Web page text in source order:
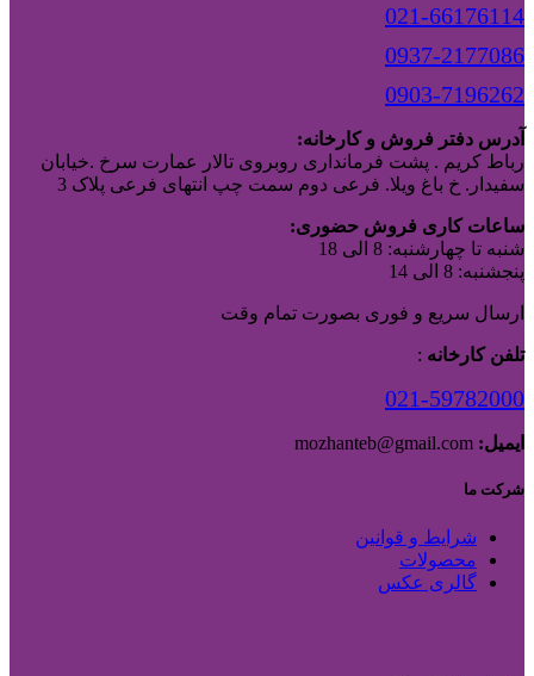
021-66176114
0937-2177086
0903-7196262
آدرس دفتر فروش و کارخانه:
رباط کریم . پشت فرمانداری روبروی تالار عمارت سرخ .خیابان
سفیدار. خ باغ ویلا. فرعی دوم سمت چپ انتهای فرعی پلاک 3
ساعات کاری فروش حضوری:
شنبه تا چهارشنبه: 8 الی 18
پنجشنبه: 8 الی 14
ارسال سریع و فوری بصورت تمام وقت
تلفن کارخانه :
021-59782000
ایمیل:
شرکت ما
شرایط و قوانین
محصولات
گالری عکس